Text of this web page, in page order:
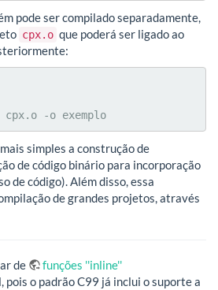
pode ser compilado separadamente,
cpx.o que poderá ser ligado ao
-o exemplo
simples a construção de
de código binário para incorporação
de código). Além disso, essa
de grandes projetos, através
de funções ''inline''
o padrão C99 já inclui o suporte a